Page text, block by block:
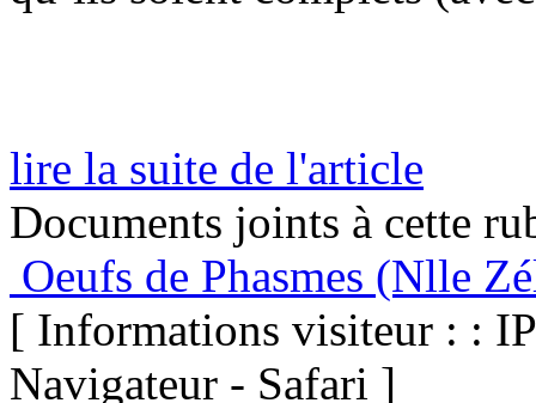
lire la suite de l'article
Documents joints à cette
Oeufs de Phasmes (Nlle
[ Informations visiteur : :
Navigateur - Safari ]